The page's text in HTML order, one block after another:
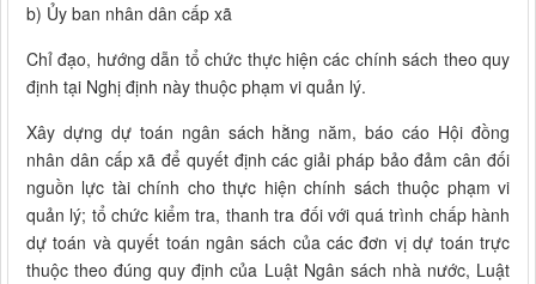
b) Ủy ban nhân dân cấp xã
Chỉ đạo, hướng dẫn tổ chức thực hiện các chính sách theo quy
định tại Nghị định này thuộc phạm vi quản lý.
Xây dựng dự toán ngân sách hằng năm, báo cáo Hội đồng
nhân dân cấp xã để quyết định các giải pháp bảo đảm cân đối
nguồn lực tài chính cho thực hiện chính sách thuộc phạm vi
quản lý; tổ chức kiểm tra, thanh tra đối với quá trình chấp hành
dự toán và quyết toán ngân sách của các đơn vị dự toán trực
thuộc theo đúng quy định của Luật Ngân sách nhà nước, Luật